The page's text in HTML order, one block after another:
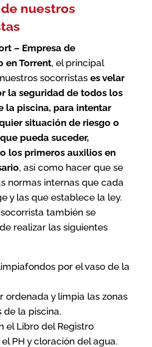
nuestros
– Empresa de
en Torrent, el principal
socorristas es velar
la seguridad de todos los
la piscina, para intentar
situación de riesgo o
pueda suceder,
los primeros auxilios en
, así como hacer que se
normas internas que cada
y las que establece la ley.
también se
realizar las siguientes
por el vaso de la
ordenada y limpia las zonas
de la piscina.
el Libro del Registro
PH y cloración del agua.